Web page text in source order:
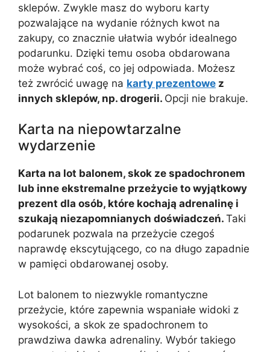
sklepów. Zwykle masz do wyboru karty
pozwalające na wydanie różnych kwot na
zakupy, co znacznie ułatwia wybór idealnego
podarunku. Dzięki temu osoba obdarowana
może wybrać coś, co jej odpowiada. Możesz
też zwrócić uwagę na karty prezentowe z
innych sklepów, np. drogerii. Opcji nie brakuje.
Karta na niepowtarzalne
wydarzenie
Karta na lot balonem, skok ze spadochronem
lub inne ekstremalne przeżycie to wyjątkowy
prezent dla osób, które kochają adrenalinę i
szukają niezapomnianych doświadczeń. Taki
podarunek pozwala na przeżycie czegoś
naprawdę ekscytującego, co na długo zapadnie
w pamięci obdarowanej osoby.
Lot balonem to niezwykle romantyczne
przeżycie, które zapewnia wspaniałe widoki z
wysokości, a skok ze spadochronem to
prawdziwa dawka adrenaliny. Wybór takiego